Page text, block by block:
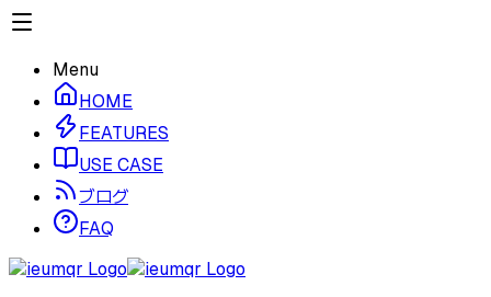
Menu
HOME
FEATURES
USE CASE
ブログ
FAQ